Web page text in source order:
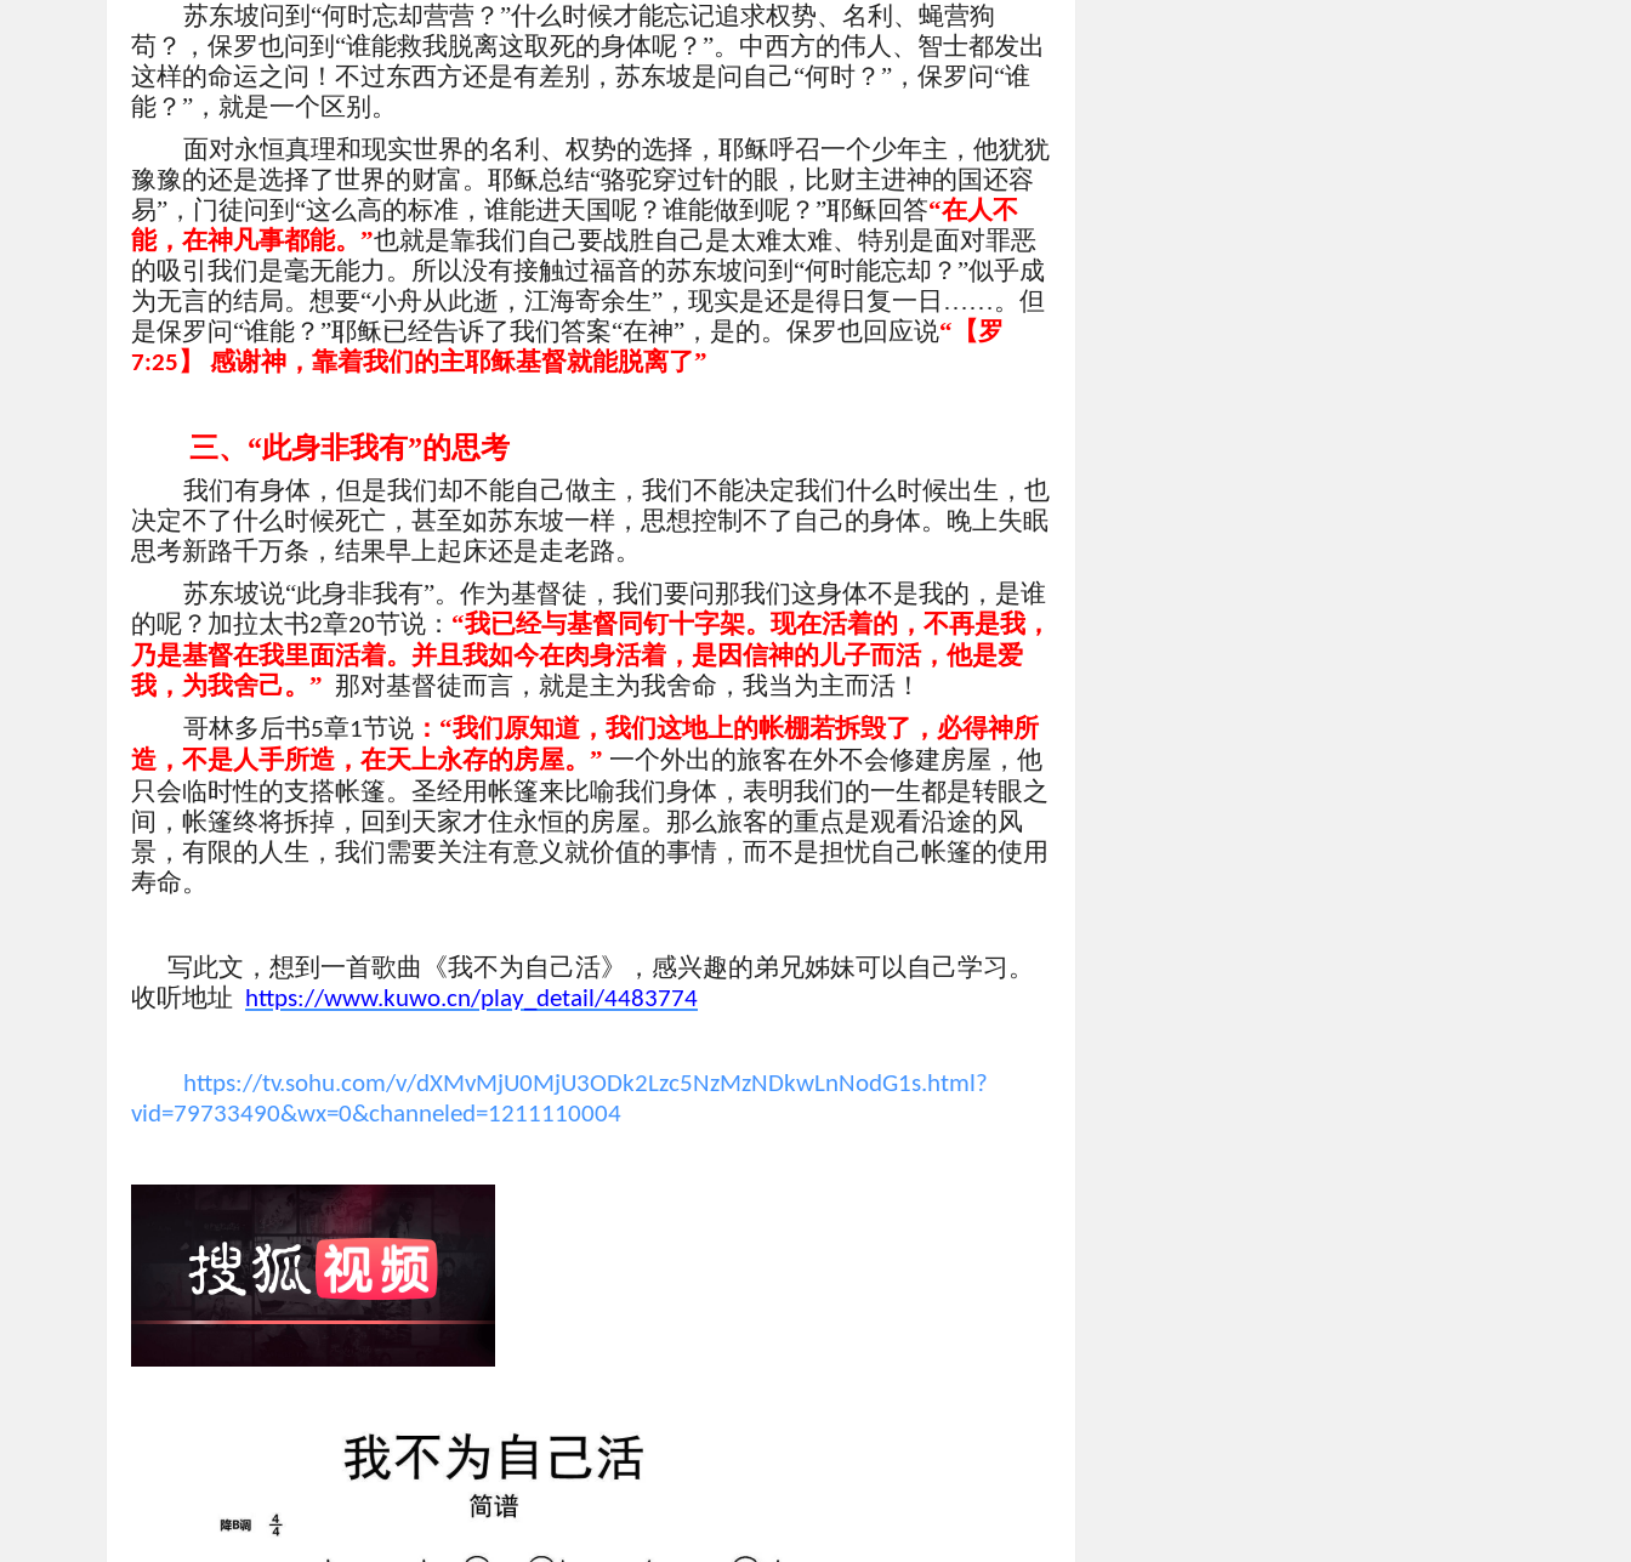
苏东坡问到 “何时忘却营营 ？ ”什么时候才能忘记追求权势、名利、蝇营狗
苟？，保罗也问到“谁能救我脱离这取死的身体呢？ ”。中西方的伟人、智士都发出
这样的命运之问！不过东西方还是有差别，苏东坡是问自己“何时？”，保罗问“谁
能？”，就是一个区别。
面对永恒真理和现实世界的名利、权势的选择，耶稣呼召一个少年主，他犹犹
豫豫的还是选择了世界的财富。耶稣总结“骆驼穿过针的眼，比财主进神的国还容
易”，门徒问到“这么高的标准，谁能进天国呢？谁能做到呢？”耶稣回答“在人不
能，在神凡事都能。”也就是靠我们自己要战胜自己是太难太难、特别是面对罪恶
的吸引我们是毫无能力。所以没有接触过福音的苏东坡问到 “何时能忘却？”似乎成
为无言的结局。想要“小舟从此逝，江海寄余生”，现实是还是得日复一日……。但
是保罗问“谁能？”耶稣已经告诉了我们答案“在神”，是的。保罗也回应说“【罗
7:25】 感谢神，靠着我们的主耶稣基督就能脱离了”
三、 “此身非我有”的思考
我们有身体，但是我们却不能自己做主，我们不能决定我们什么时候出生，也
决定不了什么时候死亡，甚至如苏东坡一样，思想控制不了自己的身体。晚上失眠
思考新路千万条，结果早上起床还是走老路。
苏东坡说“此身非我有”。作为基督徒，我们要问那我们这身体不是我的，是谁
的呢？加拉太书2章20节说： “我已经与基督同钉十字架。现在活着的，不再是我，
乃是基督在我里面活着。并且我如今在肉身活着，是因信神的儿子而活，他是爱
我，为我舍己。” 那对基督徒而言，就是主为我舍命，我当为主而活！
哥林多后书5章1节说 ： “我们原知道，我们这地上的帐棚若拆毁了，必得神所
造，不是人手所造，在天上永存的房屋。 ” 一个外出的旅客在外不会修建房屋，他
只会临时性的支搭帐篷。圣经用帐篷来比喻我们身体，表明我们的一生都是转眼之
间，帐篷终将拆掉，回到天家才住永恒的房屋。那么旅客的重点是观看沿途的风
景， 有限的人生，我们需要关注有意义就价值的事情， 而不是担忧自己帐篷的使用
寿命。
写此文，想到一首歌曲《我不为自己活》，感兴趣的弟兄姊妹可以自己学习。
收听地址
https://www.kuwo.cn/play_detail/4483774
https://tv.sohu.com/v/dXMvMjU0MjU3ODk2Lzc5NzMzNDkwLnNodG1s.html?
vid=79733490&wx=0&channeled=1211110004